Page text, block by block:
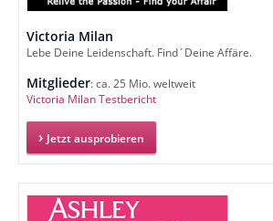
Victoria Milan
Lebe Deine Leidenschaft. Find´Deine Affäre.
Mitglieder: ca. 25 Mio. weltweit
Victoria Milan Testbericht
Jetzt ausprobieren